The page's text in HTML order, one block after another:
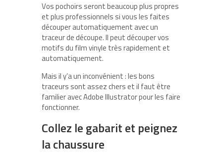
Vos pochoirs seront beaucoup plus propres
et plus professionnels si vous les faites
découper automatiquement avec un
traceur de découpe. Il peut découper vos
motifs du film vinyle très rapidement et
automatiquement.
Mais il y’a un inconvénient : les bons
traceurs sont assez chers et il faut être
familier avec Adobe Illustrator pour les faire
fonctionner.
Collez le gabarit et peignez
la chaussure